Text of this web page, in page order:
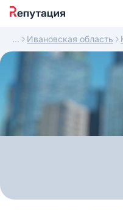
Ивановская область